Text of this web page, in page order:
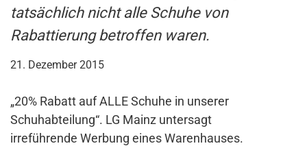
tatsächlich nicht alle Schuhe von
Rabattierung betroffen waren.
21. Dezember 2015
„20% Rabatt auf ALLE Schuhe in unserer
Schuhabteilung“. LG Mainz untersagt
irreführende Werbung eines Warenhauses.